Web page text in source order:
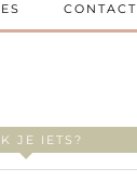
CONTACT
JE IETS?